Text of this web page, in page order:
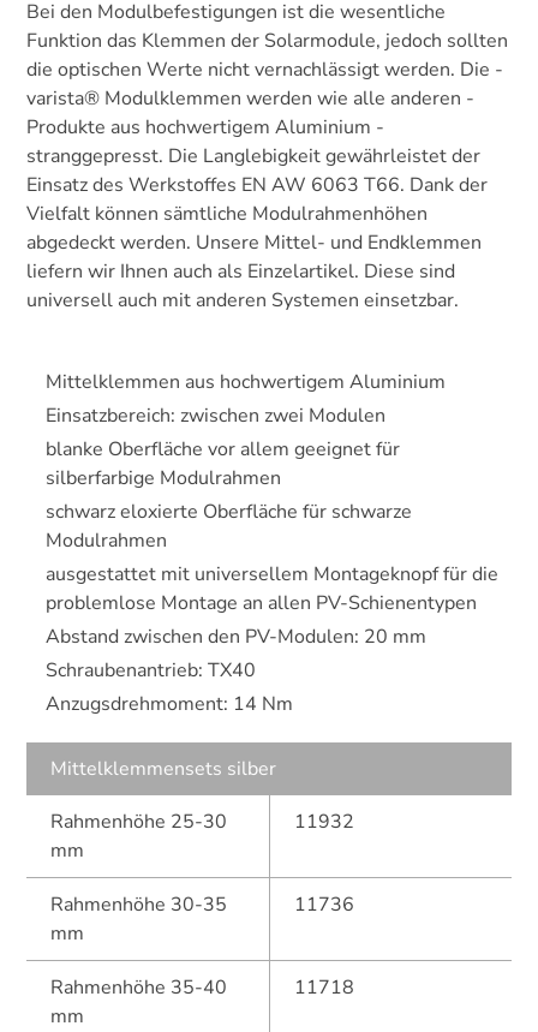
Bei den Modulbefestigungen ist die wesentliche
Funktion das Klemmen der Solarmodule, jedoch ­sollten
die optischen Werte nicht vernachlässigt ­werden. Die ­
varista® Modulklemmen werden wie alle anderen ­
Produkte aus hochwertigem Aluminium ­
stranggepresst. Die Langlebigkeit gewährleistet der
Einsatz des Werkstoffes EN AW 6063 T66. Dank der
Vielfalt können sämtliche Modulrahmenhöhen
abgedeckt werden. Unsere Mittel- und Endklemmen
liefern wir Ihnen auch als Einzelartikel. Diese sind
universell auch mit anderen Systemen einsetzbar.
Mittelklemmen aus hochwertigem Aluminium
Einsatzbereich: zwischen zwei Modulen
blanke Oberfläche vor allem geeignet für
silberfarbige Modulrahmen
schwarz eloxierte Oberfläche für schwarze
Modulrahmen
ausgestattet mit universellem Montageknopf für die
problemlose Montage an allen PV-Schienentypen
Abstand zwischen den PV-Modulen: 20 mm
Schraubenantrieb: TX40
Anzugsdrehmoment: 14 Nm
Mittelklemmensets silber
Rahmenhöhe 25-30
mm
11932
Rahmenhöhe 30-35
mm
11736
Rahmenhöhe 35-40
mm
11718